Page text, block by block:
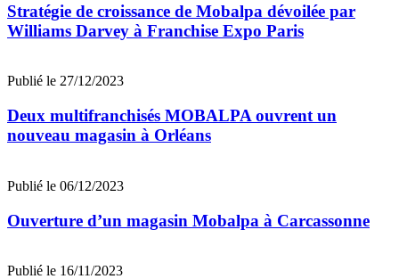
Stratégie de croissance de Mobalpa dévoilée par
Williams Darvey à Franchise Expo Paris
Publié le 27/12/2023
Deux multifranchisés MOBALPA ouvrent un
nouveau magasin à Orléans
Publié le 06/12/2023
Ouverture d’un magasin Mobalpa à Carcassonne
Publié le 16/11/2023